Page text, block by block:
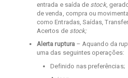
entrada e saída de stock,
de venda, compra ou
como Entradas, Saídas,
Acertos de stock;
Alerta ruptura– Aquando da
uma das seguintes operações:
Definido nas preferências;